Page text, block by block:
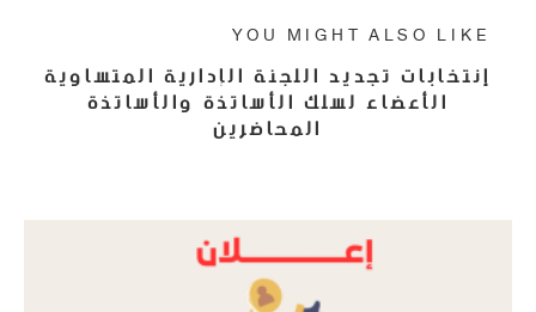
YOU MIGHT ALSO LIKE
إنتخابات تجديد اللجنة الإدارية المتساوية
الأعضاء لسلك الأساتذة والأساتذة
المحاضرين